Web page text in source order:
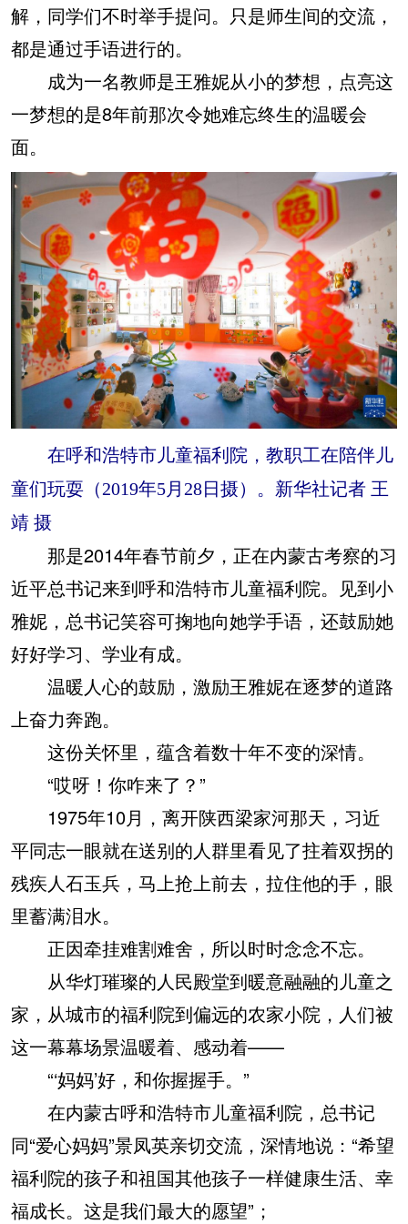
解，同学们不时举手提问。只是师生间的交流，
都是通过手语进行的。
成为一名教师是王雅妮从小的梦想，点亮这
一梦想的是8年前那次令她难忘终生的温暖会
面。
在呼和浩特市儿童福利院，教职工在陪伴儿
童们玩耍（2019年5月28日摄）。新华社记者 王
靖 摄
那是2014年春节前夕，正在内蒙古考察的习
近平总书记来到呼和浩特市儿童福利院。见到小
雅妮，总书记笑容可掬地向她学手语，还鼓励她
好好学习、学业有成。
温暖人心的鼓励，激励王雅妮在逐梦的道路
上奋力奔跑。
这份关怀里，蕴含着数十年不变的深情。
“哎呀！你咋来了？”
1975年10月，离开陕西梁家河那天，习近
平同志一眼就在送别的人群里看见了拄着双拐的
残疾人石玉兵，马上抢上前去，拉住他的手，眼
里蓄满泪水。
正因牵挂难割难舍，所以时时念念不忘。
从华灯璀璨的人民殿堂到暖意融融的儿童之
家，从城市的福利院到偏远的农家小院，人们被
这一幕幕场景温暖着、感动着——
“‘妈妈’好，和你握握手。”
在内蒙古呼和浩特市儿童福利院，总书记
同“爱心妈妈”景凤英亲切交流，深情地说：“希望
福利院的孩子和祖国其他孩子一样健康生活、幸
福成长。这是我们最大的愿望”；